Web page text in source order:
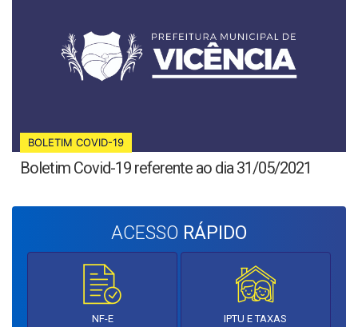
BOLETIM COVID-19
Boletim Covid-19 referente ao dia 31/05/2021
ACESSO RÁPIDO
NF-E IPTU E TAXAS